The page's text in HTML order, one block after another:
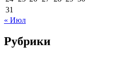
31
« Июл
Рубрики